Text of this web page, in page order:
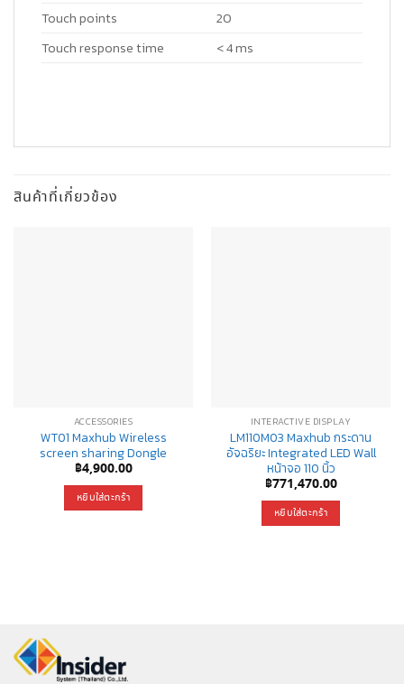
Touch points
20
Touch response time
< 4 ms
สินค้าที่เกี่ยวข้อง
ACCESSORIES
WT01 Maxhub Wireless
screen sharing Dongle
฿4,900.00
หยิบใส่ตะกร้า
INTERACTIVE DISPLAY
LM110M03 Maxhub กระดาน
อัจฉริยะ Integrated LED Wall
หน้าจอ 110 นิ้ว
฿771,470.00
หยิบใส่ตะกร้า